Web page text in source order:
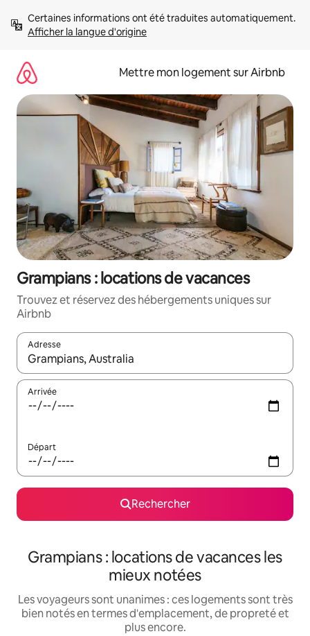
directement
Afficher la langue d'origine
Mettre mon logement sur Airbnb
Grampians : locations de vacances
Trouvez et réservez des hébergements uniques sur
Airbnb
Adresse
Lorsque les résultats s'affichent, utilisez les flèches vers le
Arrivée
Départ
Rechercher
Grampians : locations de vacances les
mieux notées
Les voyageurs sont unanimes : ces logements sont très
bien notés en termes d'emplacement, de propreté et
plus encore.